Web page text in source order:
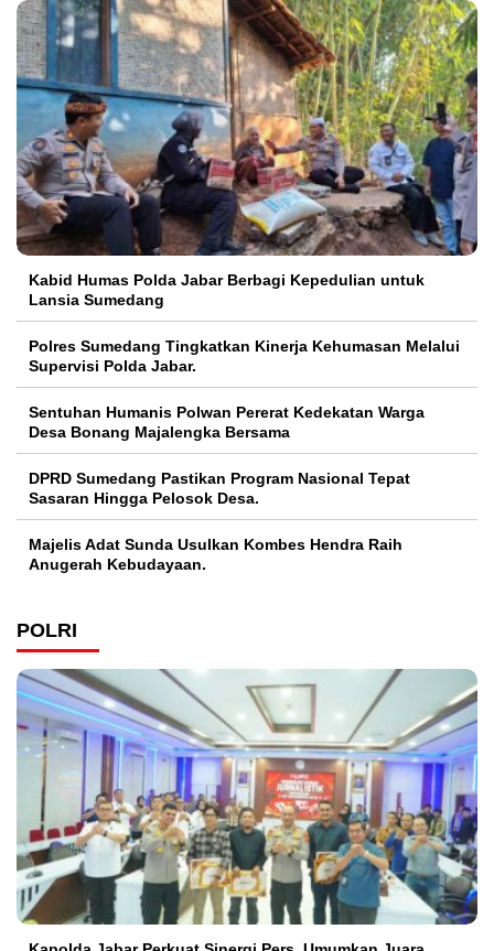
Kabid Humas Polda Jabar Berbagi Kepedulian untuk
Lansia Sumedang
Polres Sumedang Tingkatkan Kinerja Kehumasan Melalui
Supervisi Polda Jabar.
Sentuhan Humanis Polwan Pererat Kedekatan Warga
Desa Bonang Majalengka Bersama
DPRD Sumedang Pastikan Program Nasional Tepat
Sasaran Hingga Pelosok Desa.
Majelis Adat Sunda Usulkan Kombes Hendra Raih
Anugerah Kebudayaan.
POLRI